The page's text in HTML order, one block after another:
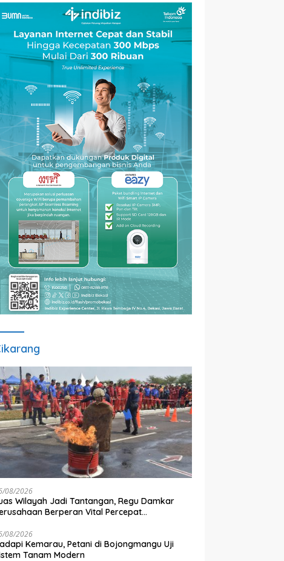
08/2026
Wilayah Jadi Tantangan, Regu Damkar
Berperan Vital Percepat
08/2026
Kemarau, Petani di Bojongmangu Uji
Tanam Modern